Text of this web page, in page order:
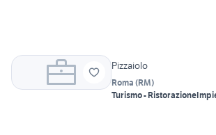
Pizzaiolo
Roma (RM)
Turismo - Ristorazione